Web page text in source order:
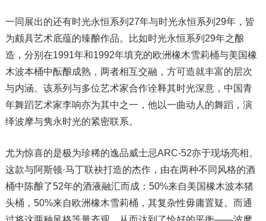
一同展出的还有时光永恒系列27年与时光永恒系列29年，皆
为颇具艺术底蕴的臻酿作品。比如时光永恒系列29年之酿
造，分别在1991年和1992年填充的欧洲橡木雪莉桶与美国橡
木波本桶中酝酿成熟，两者相互交融，方可造就丰富的层次
与内涵。该系列与多位艺术家合作诠释其时光深意，中国青
年舞蹈艺术家李响亦为其中之一，他以一曲动人的舞蹈，演
绎波摩与隽永时光的紧密联系。
尤为惊喜的是极为珍稀的逸品威士忌ARC-52亦于现场亮相。
这款与阿斯顿·马丁联袂打造的杰作，由在两种不同风格的酒
桶中陈酿了52年的酒液融汇而成：50%来自美国橡木波本猪
头桶，50%来自欧洲橡木雪莉桶，其复杂性毋庸置疑。而通